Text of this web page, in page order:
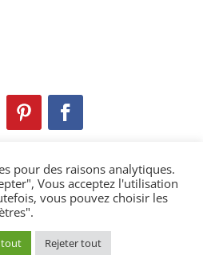
Tous droits
pour des raisons analytiques.
Vous acceptez l'utilisation
vous pouvez choisir les
tout Rejeter tout